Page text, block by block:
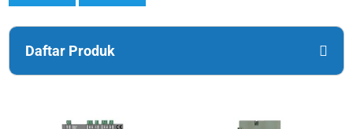
Daftar Produk